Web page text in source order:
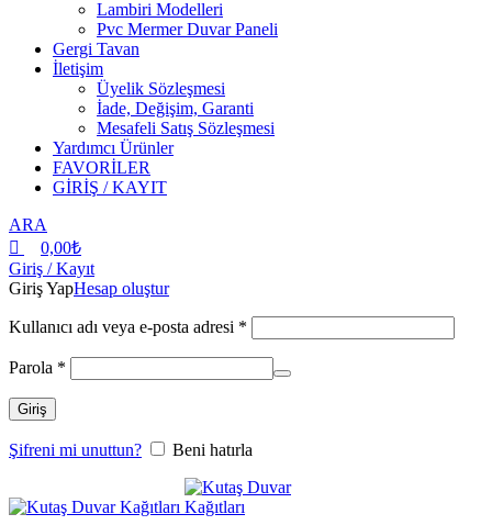
Lambiri Modelleri
Pvc Mermer Duvar Paneli
Gergi Tavan
İletişim
Üyelik Sözleşmesi
İade, Değişim, Garanti
Mesafeli Satış Sözleşmesi
Yardımcı Ürünler
FAVORİLER
GİRİŞ / KAYIT
ARA
0,00₺
Giriş / Kayıt
Giriş YapHesap oluştur
Kullanıcı adı veya e-posta adresi *
Parola *
Giriş
Şifreni mi unuttun? Beni hatırla